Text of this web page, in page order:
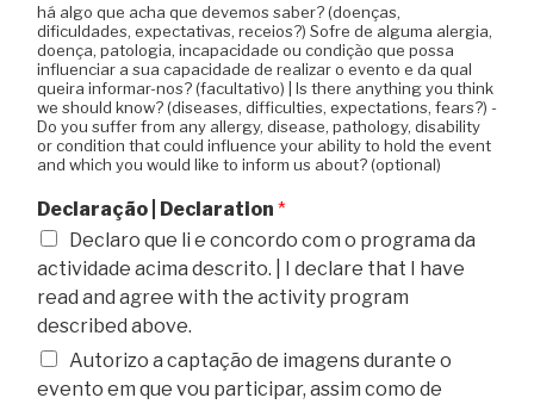
há algo que acha que devemos saber? (doenças,
dificuldades, expectativas, receios?) Sofre de alguma alergia,
doença, patologia, incapacidade ou condição que possa
influenciar a sua capacidade de realizar o evento e da qual
queira informar-nos? (facultativo) | Is there anything you think
we should know? (diseases, difficulties, expectations, fears?) -
Do you suffer from any allergy, disease, pathology, disability
or condition that could influence your ability to hold the event
and which you would like to inform us about? (optional)
Declaração | Declaration *
Declaro que li e concordo com o programa da
actividade acima descrito. | I declare that I have
read and agree with the activity program
described above.
Autorizo a captação de imagens durante o
evento em que vou participar, assim como de